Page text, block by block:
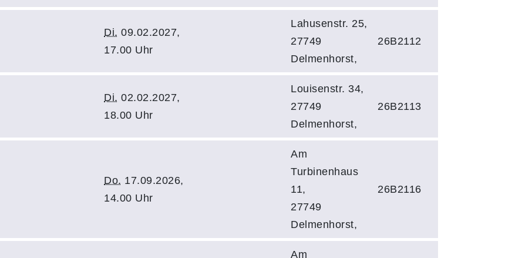
Di. 09.02.2027,
17.00 Uhr
Lahusenstr. 25,
27749
Delmenhorst,
26B2112
Di. 02.02.2027,
18.00 Uhr
Louisenstr. 34,
27749
Delmenhorst,
26B2113
Do. 17.09.2026,
14.00 Uhr
Am
Turbinenhaus
11,
27749
Delmenhorst,
26B2116
Am